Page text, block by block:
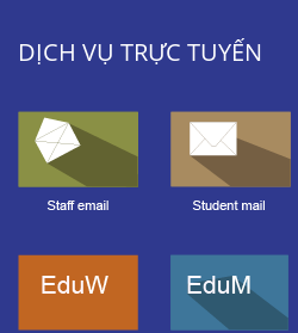
DỊCH VỤ TRỰC TUYẾN